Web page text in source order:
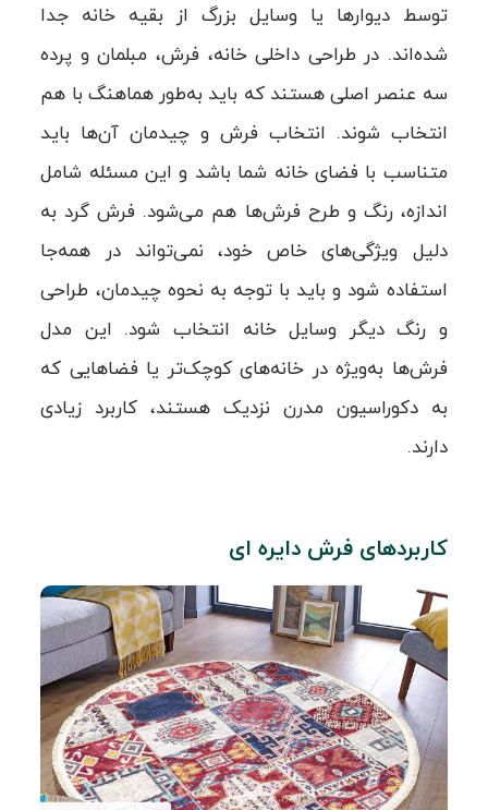
توسط دیوارها یا وسایل بزرگ از بقیه خانه جدا
شده‌اند. در طراحی داخلی خانه، فرش، مبلمان و پرده
سه عنصر اصلی هستند که باید به‌طور هماهنگ با هم
انتخاب شوند. انتخاب فرش و چیدمان آن‌ها باید
متناسب با فضای خانه شما باشد و این مسئله شامل
اندازه، رنگ و طرح فرش‌ها هم می‌شود. فرش گرد به
دلیل ویژگی‌های خاص خود، نمی‌تواند در همه‌جا
استفاده شود و باید با توجه به نحوه چیدمان، طراحی
و رنگ دیگر وسایل خانه انتخاب شود. این مدل
فرش‌ها به‌ویژه در خانه‌های کوچک‌تر یا فضاهایی که
به دکوراسیون مدرن نزدیک هستند، کاربرد زیادی
دارند.
کاربردهای فرش دایره ای